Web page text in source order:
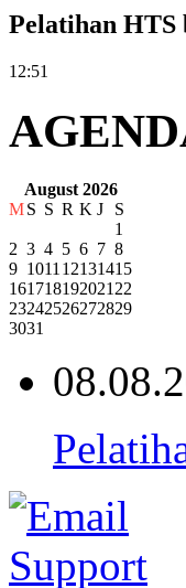
Pelatihan HTS
12:51
August 2026
MS S R K J
S
1
2 3 4 5 6 7 8
9 1011 12131415
161718192021 22
23242526272829
3031